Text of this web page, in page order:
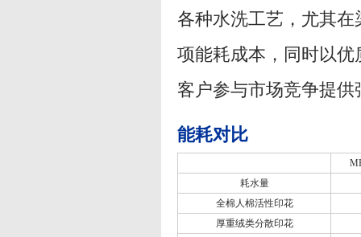
各种水洗工艺，尤其
项能耗成本，同时以
客户参与市场竞争提供
能耗对比
耗水量
全棉人棉活性印花
厚重绒类分散印花